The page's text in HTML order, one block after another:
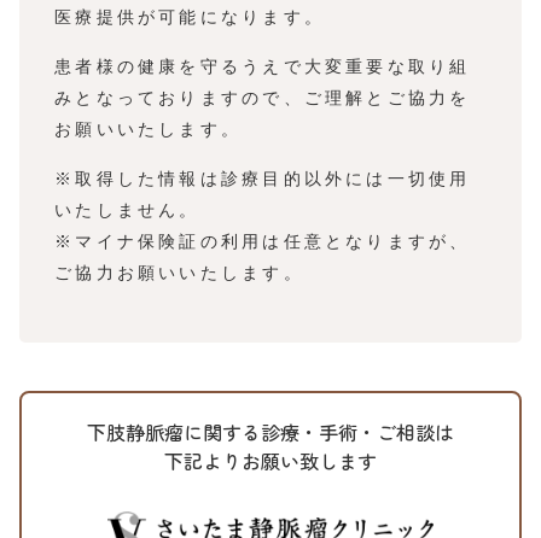
医療提供が可能になります。​
患者様の健康を守るうえで大変重要な取り組
みとなっておりますので、ご理解とご協力を
お願いいたします。
※取得した情報は診療目的以外には一切使用
いたしません。
※マイナ保険証の利用は任意となりますが、
ご協力お願いいたします。
下肢静脈瘤に関する診療・手術・ご相談は
下記よりお願い致します